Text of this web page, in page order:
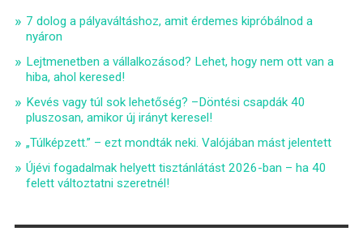
7 dolog a pályaváltáshoz, amit érdemes kipróbálnod a
nyáron
Lejtmenetben a vállalkozásod? Lehet, hogy nem ott van a
hiba, ahol keresed!
Kevés vagy túl sok lehetőség? –Döntési csapdák 40
pluszosan, amikor új irányt keresel!
„Túlképzett.” – ezt mondták neki. Valójában mást jelentett
Újévi fogadalmak helyett tisztánlátást 2026-ban – ha 40
felett változtatni szeretnél!